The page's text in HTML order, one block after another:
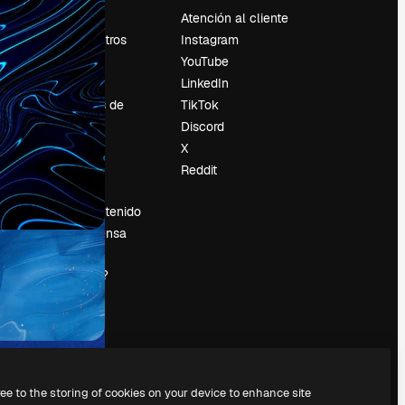
Precios
Sobre nosotros
Reviews
Empleo
Tendencias de
búsqueda
Blog
Eventos
Slidesgo
Vender contenido
Sala de prensa
¿Buscas
magnific.ai?
Atención al cliente
Instagram
YouTube
LinkedIn
TikTok
Discord
X
Reddit
to the storing of cookies on your device to enhance site